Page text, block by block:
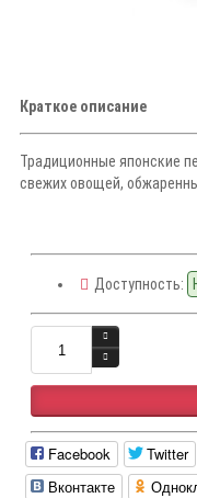
Краткое описание
Традиционные японские
свежих овощей,
Доступность:
Facebook Twitter
Вконтакте